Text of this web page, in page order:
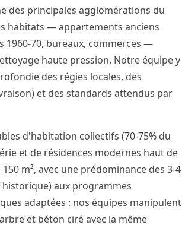
des principales agglomérations du
habitats — appartements anciens
1960-70, bureaux, commerces —
haute pression. Notre équipe y
des régies locales, des
et des standards attendus par
d'habitation collectifs (70-75% du
et de résidences modernes haut de
m², avec une prédominance des 3-4
historique) aux programmes
adaptées : nos équipes manipulent
et béton ciré avec la même